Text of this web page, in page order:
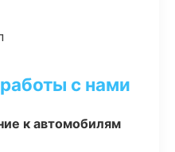
с нами
к автомобилям